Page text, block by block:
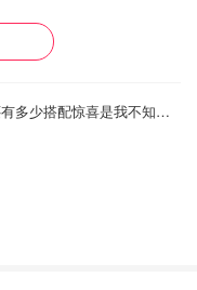
）】
The Cambridge Satchel CO. | 你还有多少搭配惊喜是我不知道的！？